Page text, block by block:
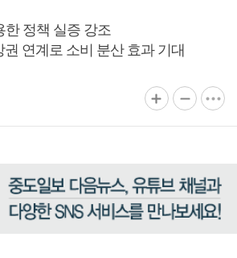
정책 실증 강조
권 연계로 소비 분산 효과 기대